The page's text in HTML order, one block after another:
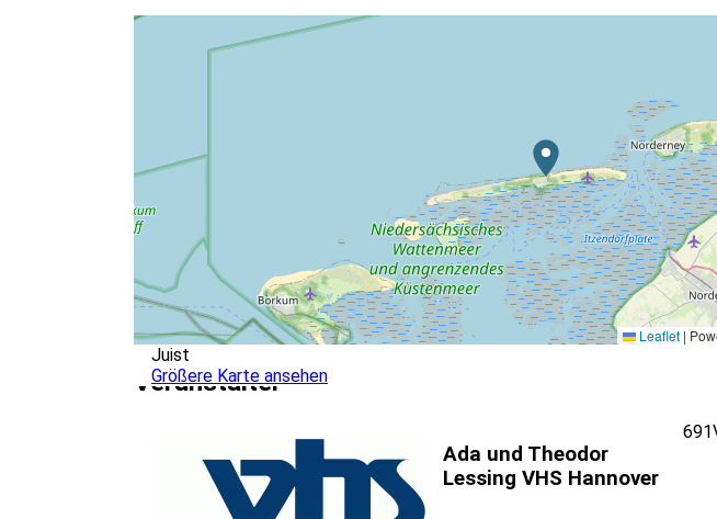
Kosten für Anreise, Unterkunft und Verpflegung müssen selbst getragen
Leaflet |
Juist
Größere Karte ansehen
Veranstalter
Ada und Theodor
Lessing VHS Hannover
691